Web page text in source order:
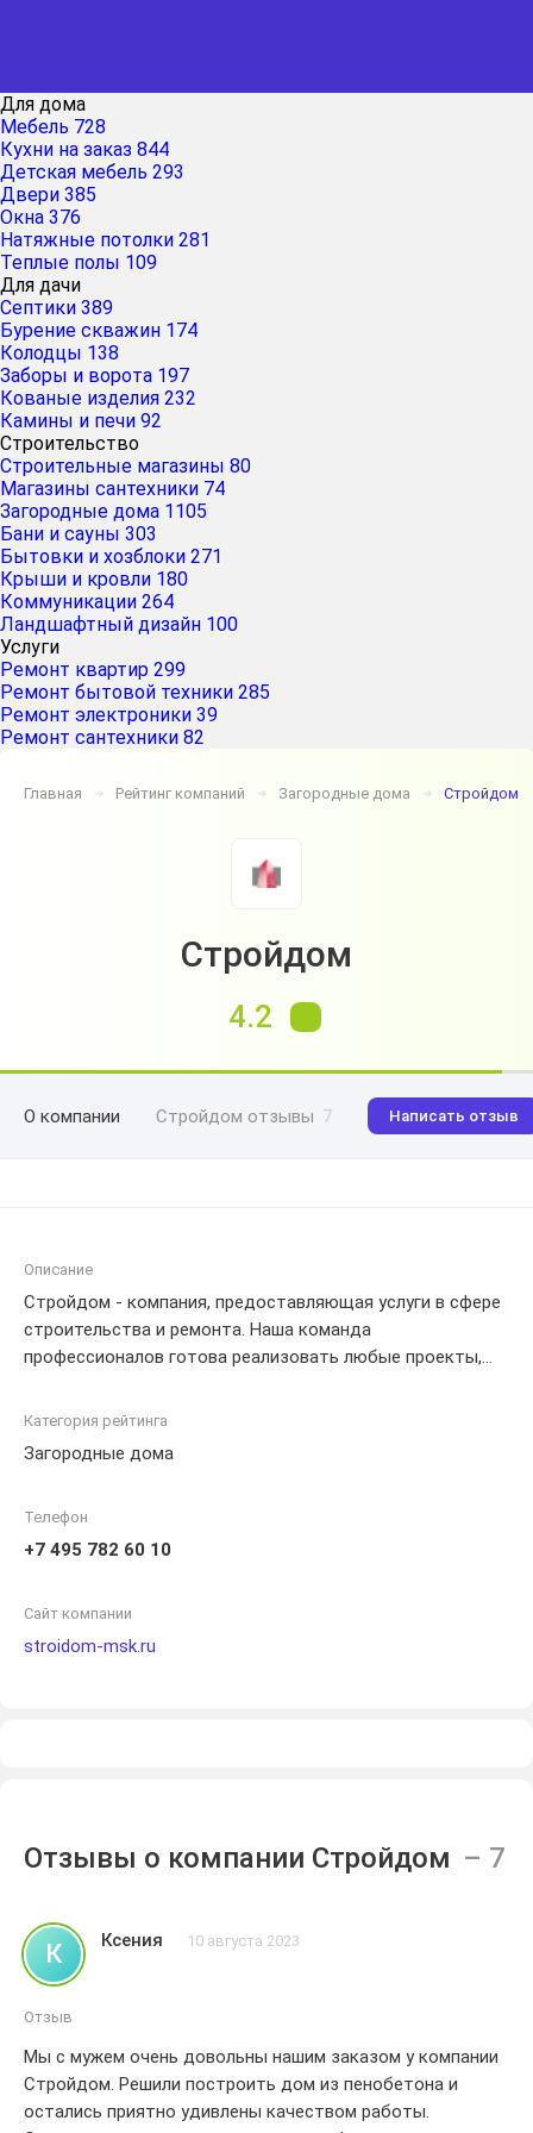
Для дома
Мебель 728
Кухни на заказ 844
Детская мебель 293
Двери 385
Окна 376
Натяжные потолки 281
Теплые полы 109
Для дачи
Септики 389
Бурение скважин 174
Колодцы 138
Заборы и ворота 197
Кованые изделия 232
Камины и печи 92
Строительство
Строительные магазины 80
Магазины сантехники 74
Загородные дома 1105
Бани и сауны 303
Бытовки и хозблоки 271
Крыши и кровли 180
Коммуникации 264
Ландшафтный дизайн 100
Услуги
Ремонт квартир 299
Ремонт бытовой техники 285
Ремонт электроники 39
Ремонт сантехники 82
Главная ➔ Рейтинг компаний ➔ Загородные дома ➔ Стройдом
Стройдом
4.2
О компании Стройдом отзывы 7 Написать отзыв
Описание
Стройдом - компания, предоставляющая услуги в сфере
строительства и ремонта. Наша команда
профессионалов готова реализовать любые проекты,
ремонта квартир и офисных помещений. Мы гарантируем
индивидуальный подход к каждому клиенту.
и создать пространство, которое отвечает всем вашим
потребностям и желаниям.
Категория рейтинга
Загородные дома
Телефон
+7 495 782 60 10
Сайт компании
stroidom-msk.ru
Отзывы о компании Стройдом
К Ксения 10 августа 2023
Отзыв
Мы с мужем очень довольны нашим заказом у компании
Стройдом. Решили построить дом из пенобетона и
остались приятно удивлены качеством работы.